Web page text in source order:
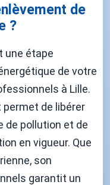
de
?
une étape
de votre
à Lille.
permet de libérer
de pollution et de
en vigueur. Que
son
garantit un